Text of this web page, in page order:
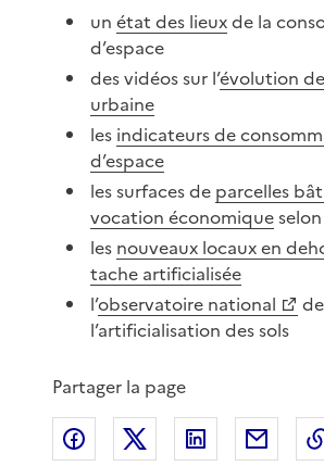
unétat des lieuxde la
d’espace
des vidéos sur l’évolution
urbaine
les indicateurs de
d’espace
les surfaces de parcelles
vocation économique
les nouveaux locaux en
tache artificialisée
l’observatoire national
de
l’artificialisation des sols
Partager la page
Partager sur Facebook
Partager sur XPartager sur